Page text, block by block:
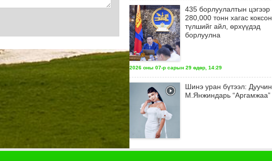
435 борлуулалтын цэгээр
280,000 тонн хагас коксон
түлшийг айл, өрхүүдэд
борлуулна
2026 оны 07-р сарын 29 өдөр, 14:29
Шинэ уран бүтээл: Дуучин
М.Янжиндарь “Аргамжаа”